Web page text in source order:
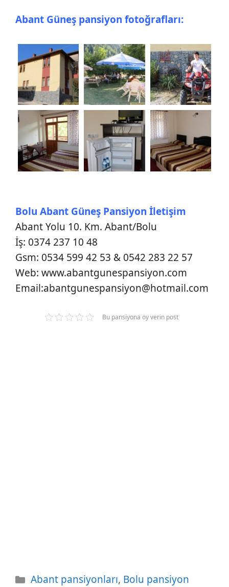
Abant Güneş pansiyon fotoğrafları:
Bolu Abant Güneş Pansiyon İletişim
Abant Yolu 10. Km. Abant/Bolu
İş: 0374 237 10 48
Gsm: 0534 599 42 53 & 0542 283 22 57
Web: www.abantgunespansiyon.com
Email:abantgunespansiyon@hotmail.com
Bu pansiyona oy verin post
Kategoriler
Abant pansiyonları, Bolu pansiyon